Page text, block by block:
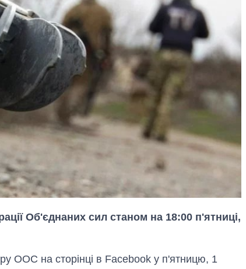
Об'єднаних сил станом на 18:00 п'ятниці,
ООС на сторінці в Facebook у п'ятницю, 1